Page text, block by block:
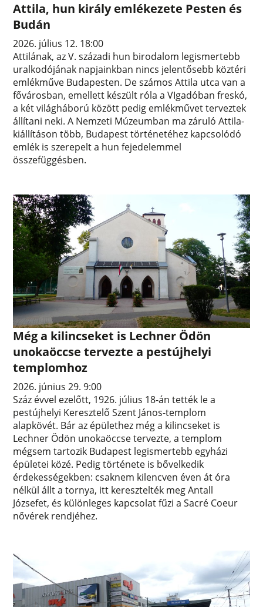
Attila, hun király emlékezete Pesten és
Budán
2026. július 12. 18:00
Attilának, az V. századi hun birodalom legismertebb
uralkodójának napjainkban nincs jelentősebb köztéri
emlékműve Budapesten. De számos Attila utca van a
fővárosban, emellett készült róla a VIgadóban freskó,
a két világháború között pedig emlékművet terveztek
állítani neki. A Nemzeti Múzeumban ma záruló Attila-
kiállításon több, Budapest történetéhez kapcsolódó
emlék is szerepelt a hun fejedelemmel
összefüggésben.
Még a kilincseket is Lechner Ödön
unokaöccse tervezte a pestújhelyi
templomhoz
2026. június 29. 9:00
Száz évvel ezelőtt, 1926. július 18-án tették le a
pestújhelyi Keresztelő Szent János-templom
alapkövét. Bár az épülethez még a kilincseket is
Lechner Ödön unokaöccse tervezte, a templom
mégsem tartozik Budapest legismertebb egyházi
épületei közé. Pedig története is bővelkedik
érdekességekben: csaknem kilencven éven át óra
nélkül állt a tornya, itt keresztelték meg Antall
Józsefet, és különleges kapcsolat fűzi a Sacré Coeur
nővérek rendjéhez.